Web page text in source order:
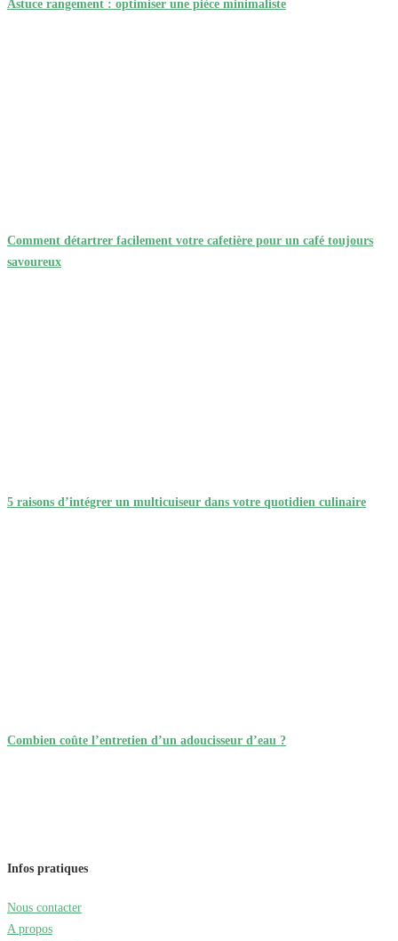
Astuce rangement : optimiser une pièce minimaliste
Comment détartrer facilement votre cafetière pour un café toujours
savoureux
5 raisons d’intégrer un multicuiseur dans votre quotidien culinaire
Combien coûte l’entretien d’un adoucisseur d’eau ?
Infos pratiques
Nous contacter
A propos